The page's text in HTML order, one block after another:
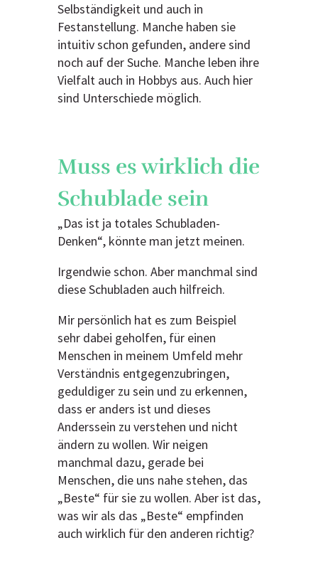
Selbständigkeit und auch in
Festanstellung. Manche haben sie
intuitiv schon gefunden, andere sind
noch auf der Suche. Manche leben ihre
Vielfalt auch in Hobbys aus. Auch hier
sind Unterschiede möglich.
Muss es wirklich die
Schublade sein
„Das ist ja totales Schubladen-
Denken“, könnte man jetzt meinen.
Irgendwie schon. Aber manchmal sind
diese Schubladen auch hilfreich.
Mir persönlich hat es zum Beispiel
sehr dabei geholfen, für einen
Menschen in meinem Umfeld mehr
Verständnis entgegenzubringen,
geduldiger zu sein und zu erkennen,
dass er anders ist und dieses
Anderssein zu verstehen und nicht
ändern zu wollen. Wir neigen
manchmal dazu, gerade bei
Menschen, die uns nahe stehen, das
„Beste“ für sie zu wollen. Aber ist das,
was wir als das „Beste“ empfinden
auch wirklich für den anderen richtig?